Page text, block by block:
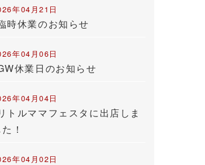
年04月21日
時休業のお知らせ
年04月06日
休業日のお知らせ
年04月04日
トルママフェスタに出店しま
！
年04月02日